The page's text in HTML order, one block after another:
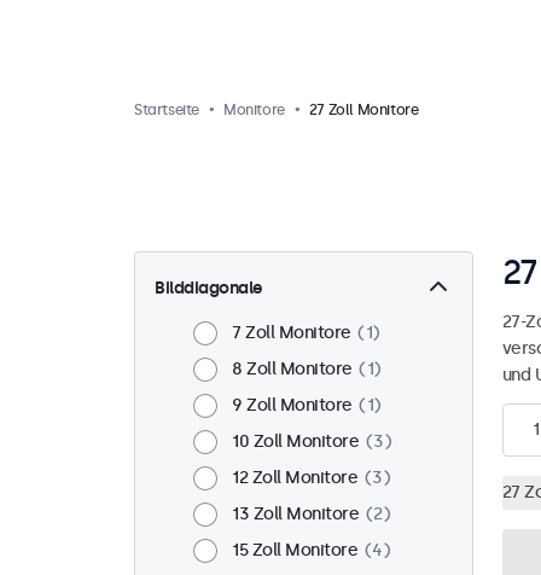
Startseite Monitore 27 Zoll Monitore
Bilddiagonale
7 Zoll Monitore
1
8 Zoll Monitore
1
9 Zoll Monitore
1
10 Zoll Monitore
3
12 Zoll Monitore
3
13 Zoll Monitore
2
15 Zoll Monitore
4
27-
und
1
27